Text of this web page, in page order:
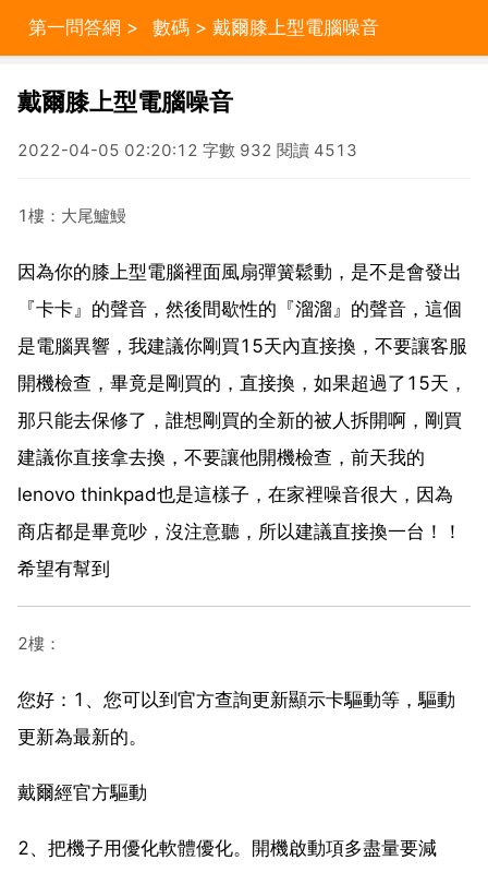
第一問答網 > 數碼 > 戴爾膝上型電腦噪音
戴爾膝上型電腦噪音
2022-04-05 02:20:12 字數 932 閱讀 4513
1樓：大尾鱸鰻
因為你的膝上型電腦裡面風扇彈簧鬆動，是不是會發出
『卡卡』的聲音，然後間歇性的『溜溜』的聲音，這個
是電腦異響，我建議你剛買15天內直接換，不要讓客服
開機檢查，畢竟是剛買的，直接換，如果超過了15天，
那只能去保修了，誰想剛買的全新的被人拆開啊，剛買
建議你直接拿去換，不要讓他開機檢查，前天我的
lenovo thinkpad也是這樣子，在家裡噪音很大，因為
商店都是畢竟吵，沒注意聽，所以建議直接換一台！！
希望有幫到
2樓：
您好：1、您可以到官方查詢更新顯示卡驅動等，驅動
更新為最新的。
戴爾經官方驅動
2、把機子用優化軟體優化。開機啟動項多盡量要減